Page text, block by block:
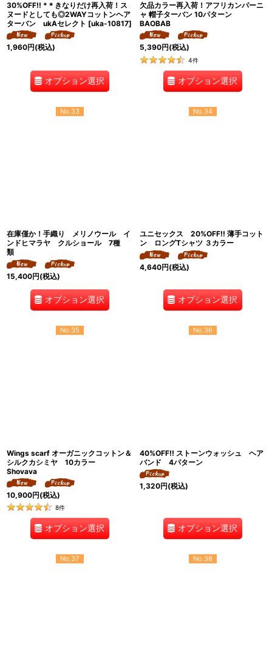
30%OFF!! *＊きなりだけ再入荷！ス
ヌードとしても◎2WAYコットンヘア
ターバン ukAセレクト [uka-10817]
1,960円(税込)
オプション選択
欠品カラー再入荷！アフリカンパーニ
ャ 帽子ターバン 10パターン
BAOBAB
5,390円(税込)
4件
オプション選択
No.33
在庫僅か！手織り メリノウール イ
ンドヒマラヤ クルショール 7種
類
15,400円(税込)
オプション選択
No.34
ユニセックス 20%OFF!! 薄手コット
ン ロングTシャツ ３カラー
4,640円(税込)
オプション選択
No.35
Wings scarf オーガニックコットン＆
シルクカシミヤ 10カラー
Shovava
10,900円(税込)
8件
オプション選択
No.36
40%OFF!! ストーンウォッシュ ヘア
バンド 4パターン
1,320円(税込)
オプション選択
No.37 No.38